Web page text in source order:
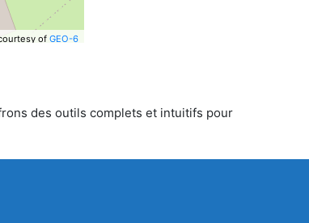
of GEO-6
des outils complets et intuitifs pour